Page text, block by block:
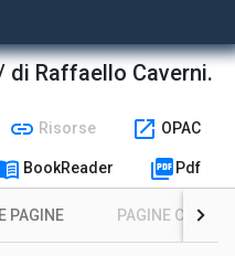
Raffaello Caverni.
link Risorse open_in_new OPAC
BookReader picture_as_pdf Pdf
PAGINE
PAGINE CON